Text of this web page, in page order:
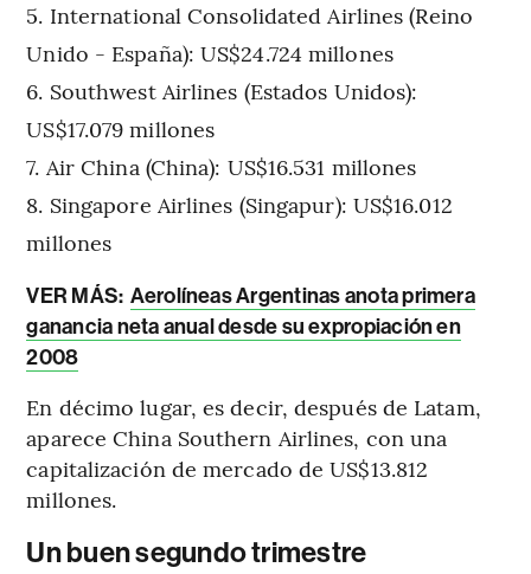
International Consolidated Airlines (Reino
Unido - España): US$24.724 millones
Southwest Airlines (Estados Unidos):
US$17.079 millones
Air China (China): US$16.531 millones
Singapore Airlines (Singapur): US$16.012
millones
VER MÁS: Aerolíneas Argentinas anota primera
ganancia neta anual desde su expropiación en
2008
En décimo lugar, es decir, después de Latam,
aparece China Southern Airlines, con una
capitalización de mercado de US$13.812
millones.
Un buen segundo trimestre